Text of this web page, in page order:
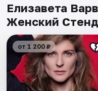
Елизавета
Женский
от 1 200 ₽